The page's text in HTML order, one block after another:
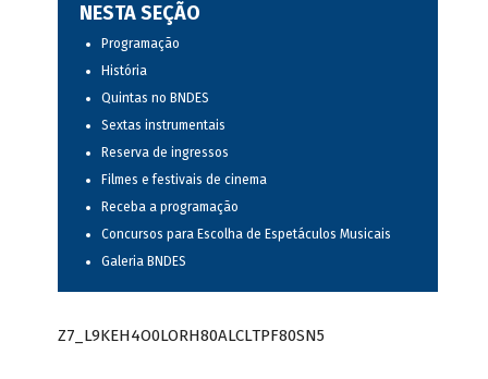
NESTA SEÇÃO
Programação
História
Quintas no BNDES
Sextas instrumentais
Reserva de ingressos
Filmes e festivais de cinema
Receba a programação
Concursos para Escolha de Espetáculos Musicais
Galeria BNDES
Z7_L9KEH4O0LORH80ALCLTPF80SN5